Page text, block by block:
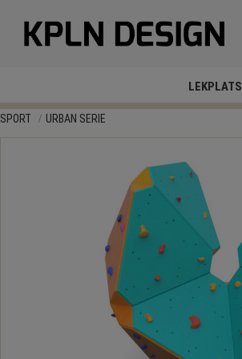
LEKPLATS
SPORT URBAN SERIE